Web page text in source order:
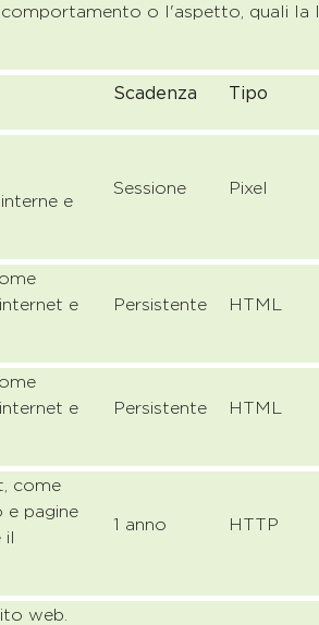
o l'aspetto, quali la
Scadenza Tipo
e
Sessione Pixel
e
Persistente HTML
e
Persistente HTML
come
pagine
il
1 anno HTTP
web.